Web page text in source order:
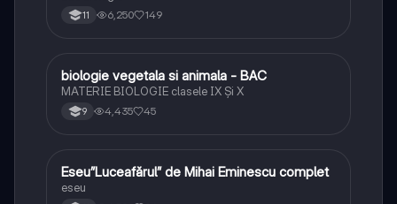
11 6,250 149
Biologie
biologie vegetala si animala - BAC
MATERIE BIOLOGIE clasele IX Şi X
9 4,435 45
Limba și literatura română
Eseu”Luceafărul” de Mihai Eminescu complet
eseu